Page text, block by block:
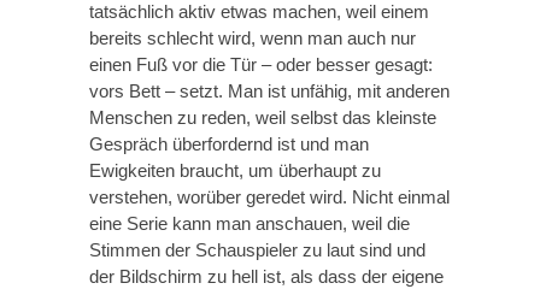
tatsächlich aktiv etwas machen, weil einem
bereits schlecht wird, wenn man auch nur
einen Fuß vor die Tür – oder besser gesagt:
vors Bett – setzt. Man ist unfähig, mit anderen
Menschen zu reden, weil selbst das kleinste
Gespräch überfordernd ist und man
Ewigkeiten braucht, um überhaupt zu
verstehen, worüber geredet wird. Nicht einmal
eine Serie kann man anschauen, weil die
Stimmen der Schauspieler zu laut sind und
der Bildschirm zu hell ist, als dass der eigene